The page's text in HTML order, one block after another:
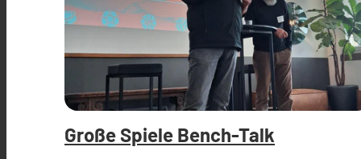
Große Spiele Bench-Talk